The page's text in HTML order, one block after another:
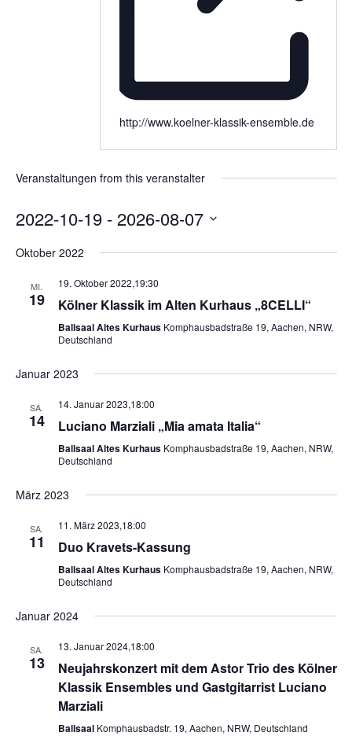
http://www.koelner-klassik-ensemble.de
Veranstaltungen from this veranstalter
2022-10-19 - 2026-08-07
wählen.
Oktober 2022
MI.
19
19. Oktober 2022,19:30
Kölner Klassik im Alten Kurhaus „8CELLI“
Ballsaal Altes Kurhaus Komphausbadstraße 19, Aachen, NRW,
Deutschland
Januar 2023
SA.
14
14. Januar 2023,18:00
Luciano Marziali „Mia amata Italia“
Ballsaal Altes Kurhaus Komphausbadstraße 19, Aachen, NRW,
Deutschland
März 2023
SA.
11
11. März 2023,18:00
Duo Kravets-Kassung
Ballsaal Altes Kurhaus Komphausbadstraße 19, Aachen, NRW,
Deutschland
Januar 2024
SA.
13
13. Januar 2024,18:00
Neujahrskonzert mit dem Astor Trio des Kölner
Klassik Ensembles und Gastgitarrist Luciano
Marziali
Ballsaal Komphausbadstr. 19, Aachen, NRW, Deutschland